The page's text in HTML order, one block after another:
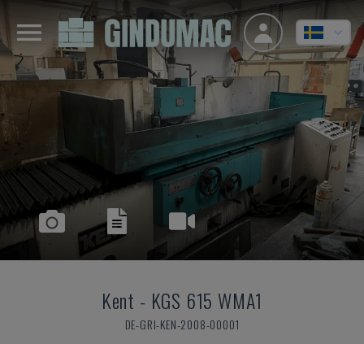
Kent - KGS 615 WMA1
DE-GRI-KEN-2008-00001